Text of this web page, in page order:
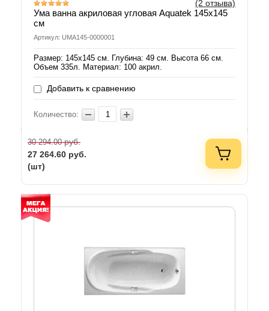
(2 отзыва)
Ума ванна акриловая угловая Aquatek 145х145
см
Артикул: UMA145-0000001
Размер: 145х145 см. Глубина: 49 см. Высота 66 см.
Объем 335л. Материал: 100 акрил.
Добавить к сравнению
Количество:
30 294.00руб.
27 264.60 руб.
(шт)